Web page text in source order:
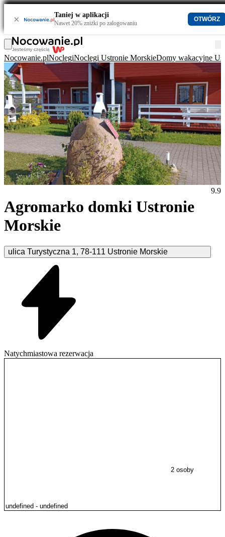
× Taniej w aplikacji
Nawet 20% zniżki po zalogowaniu
OTWÓRZ
Nocowanie.plNoclegiNoclegi Ustronie MorskieDomy wakacyjne
Agromarko domki Ustronie
Morskie
ulica Turystyczna 1, 78-111 Ustronie Morskie
9.9
Natychmiastowa rezerwacja
2 osoby